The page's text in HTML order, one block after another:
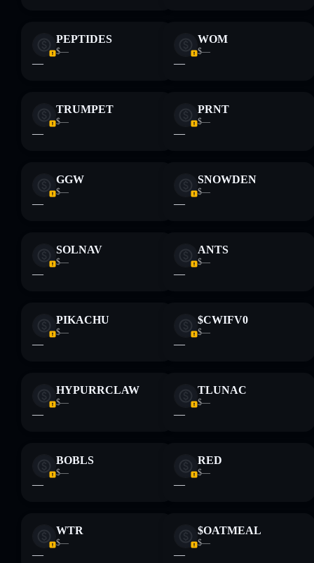
PEPTIDES
$—
—
WOM
$—
—
TRUMPET
$—
—
PRNT
$—
—
GGW
$—
—
SNOWDEN
$—
—
SOLNAV
$—
—
ANTS
$—
—
PIKACHU
$—
—
$CWIFV0
$—
—
HYPURRCLAW
$—
—
TLUNAC
$—
—
BOBLS
$—
—
RED
$—
—
WTR
$—
—
$OATMEAL
$—
—